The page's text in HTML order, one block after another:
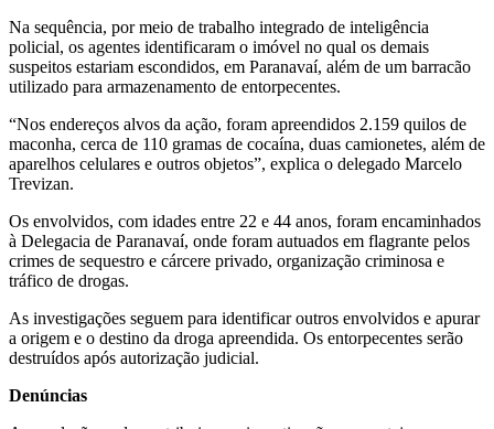
Na sequência, por meio de trabalho integrado de inteligência
policial, os agentes identificaram o imóvel no qual os demais
suspeitos estariam escondidos, em Paranavaí, além de um barracão
utilizado para armazenamento de entorpecentes.
“Nos endereços alvos da ação, foram apreendidos 2.159 quilos de
maconha, cerca de 110 gramas de cocaína, duas camionetes, além de
aparelhos celulares e outros objetos”, explica o delegado Marcelo
Trevizan.
Os envolvidos, com idades entre 22 e 44 anos, foram encaminhados
à Delegacia de Paranavaí, onde foram autuados em flagrante pelos
crimes de sequestro e cárcere privado, organização criminosa e
tráfico de drogas.
As investigações seguem para identificar outros envolvidos e apurar
a origem e o destino da droga apreendida. Os entorpecentes serão
destruídos após autorização judicial.
Denúncias